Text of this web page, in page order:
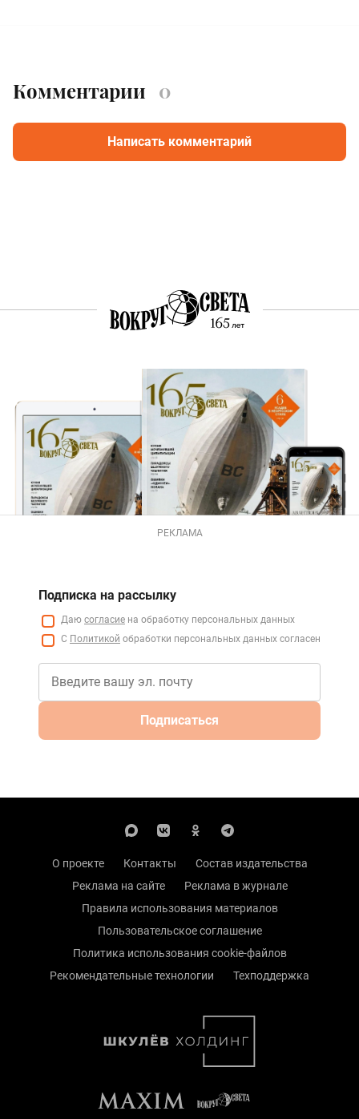
Комментарии 0
Написать комментарий
РЕКЛАМА
Подписка на рассылку
Даю согласие на обработку персональных данных
С Политикой обработки персональных данных согласен
Подписаться
О проекте Контакты
Состав издательства
Реклама на сайте
Реклама в журнале
Правила использования материалов
Пользовательское соглашение
Политика использования cookie-файлов
Рекомендательные технологии
Техподдержка